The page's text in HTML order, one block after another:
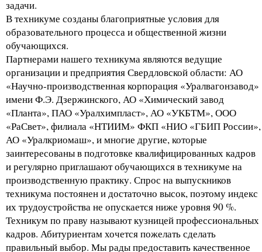
задачи.
В техникуме созданы благоприятные условия для
образовательного процесса и общественной жизни
обучающихся.
Партнерами нашего техникума являются ведущие
организации и предприятия Свердловской области: АО
«Научно-производственная корпорация «Уралвагонзавод»
имени Ф.Э. Дзержинского, АО «Химический завод
«Планта», ПАО «Уралхимпласт», АО «УКБТМ», ООО
«РаСвет», филиала «НТИИМ» ФКП «НИО «ГБИП России»,
АО «Уралкриомаш», и многие другие, которые
заинтересованы в подготовке квалифицированных кадров
и регулярно приглашают обучающихся в техникуме на
производственную практику. Спрос на выпускников
техникума постоянен и достаточно высок, поэтому индекс
их трудоустройства не опускается ниже уровня 90 %.
Техникум по праву называют кузницей профессиональных
кадров. Абитуриентам хочется пожелать сделать
правильный выбор. Мы рады предоставить качественное